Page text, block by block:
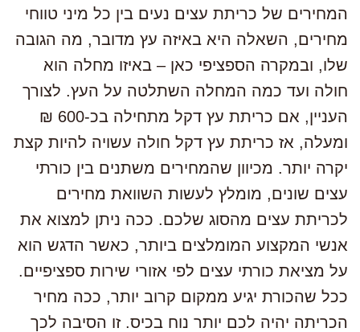
המחירים של כריתת עצים נעים בין כל מיני טווחי
מחירים, השאלה היא באיזה עץ מדובר, מה הגובה
שלו, ובמקרה הספציפי כאן – באיזו מחלה הוא
חולה ועד כמה המחלה השתלטה על העץ. לצורך
העניין, אם כריתת עץ דקל מתחילה בכ-600 ₪
ומעלה, אז כריתת עץ דקל חולה עשויה להיות קצת
יקרה יותר. מכיוון שהמחירים משתנים בין כורתי
עצים שונים, מומלץ לעשות השוואת מחירים
לכריתת עצים מהסוג שלכם. ככה ניתן למצוא את
אנשי המקצוע המומלצים ביותר, כאשר הדגש הוא
על מציאת כורתי עצים לפי אזורי שירות ספציפיים.
ככל שהכורת יגיע ממקום קרוב יותר, ככה מחיר
הכריתה יהיה לכם יותר נוח בכיס. זו הסיבה לכך